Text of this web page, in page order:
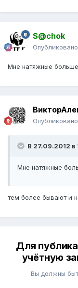
S@chok
Опубликовано
Мне натяжные
Опубликовано
В 27.09.2012 в
Мне натяжные
тем более бывают и
Для
учётную
Вы должны